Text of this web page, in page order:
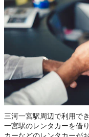
三河一宮駅周辺で利用で
一宮駅のレンタカーを借
カーなどのレンタカーが